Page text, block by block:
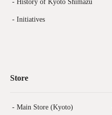
- History of Kyoto Shimazu
- Initiatives
Store
- Main Store (Kyoto)